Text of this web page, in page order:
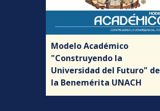
Modelo Académico
"Construyendo la
Universidad del Futuro" de
la Benemérita UNACH